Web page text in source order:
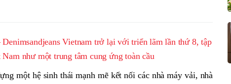
một hệ sinh thái mạnh mẽ kết nối các nhà máy vải, nhà